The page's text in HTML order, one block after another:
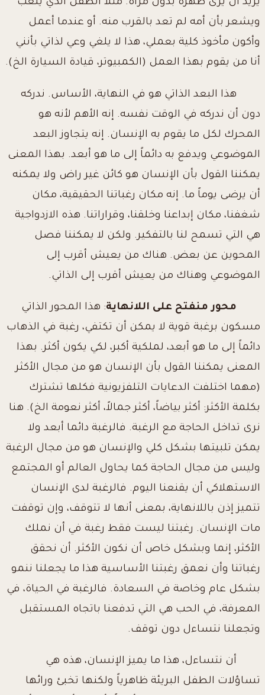
يريد أن يرى ظهره بدون مرآة. مثلاُ الطفل الذي يلعب
ويشعر بأن أمه لم تعد بالقرب منه. أو عندما أعمل
وأكون مأخوذ كلية بعملي، هذا لا يلغي وعي لذاتي بأنني
أنا من يقوم بهذا العمل (الكمبيوتر، قيادة السيارة الخ).
هذا البعد الذاتي هو في النهاية، الأساس. ندركه
دون أن ندركه في الوقت نفسه. إنه الأهم لأنه هو
المحرك لكل ما يقوم به الإنسان. إنه يتجاوز البعد
الموضوعي ويدفع به دائماً إلى ما هو أبعد. بهذا المعنى
يمكننا القول بأن الإنسان هو كائن غير راض ولا يمكنه
أن يرضى يوماً ما. إنه مكان رغباتنا الحقيقية، مكان
شغفنا، مكان إبداعنا وخلقنا، وقراراتنا. هذه الازدواجية
هي التي تسمح لنا بالتفكير. ولكن لا يمكننا فصل
المحوين عن بعض. هناك من يعيش أقرب إلى
الموضوعي وهناك من يعيش أقرب إلى الذاتي.
محور منفتح على اللانهاية: هذا المحور الذاتي
مسكون برغبة قوية لا يمكن أن تكتفي، رغبة في الذهاب
دائماً إلى ما هو أبعد، لملكية أكبر، لكي يكون أكثر. بهذا
المعنى يمكننا القول بأن الإنسان هو من مجال الأكثر
(مهما اختلفت الدعايات التلفزيونية فكلها تشترك
بكلمة الأكثر: أكثر بياضاً، أكثر جمالاً، أكثر نعومة الخ). هنا
نرى تداخل الحاجة مع الرغبة. فالرغبة دائما أبعد ولا
يمكن تلبيتها بشكل كلي والإنسان هو من مجال الرغبة
وليس من مجال الحاجة كما يحاول العالم أو المجتمع
الاستهلاكي أن يقنعنا اليوم. فالرغبة لدى الإنسان
تتميز إذن باللانهاية، بمعنى أنها لا تتوقف، وإن توقفت
مات الإنسان. رغبتنا ليست فقط رغبة في أن نملك
الأكثر، إنما وبشكل خاص أن نكون الأكثر. أن نحقق
رغباتنا وأن نعمق رغبتنا الأساسية هذا ما يجعلنا ننمو
بشكل عام وخاصة في السعادة. فالرغبة في الحياة، في
المعرفة، في الحب هي التي تدفعنا باتجاه المستقبل
وتجعلنا نتساءل دون توقف.
أن نتساءل، هذا ما يميز الإنسان، هذه هي
تساؤلات الطفل البريئة ظاهرياً ولكنها تخبئ ورائها